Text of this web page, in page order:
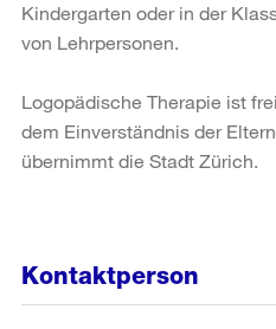
Kindergarten oder in der
von Lehrpersonen.
Logopädische Therapie ist
dem Einverständnis der
übernimmt die Stadt Zürich.
Kontaktperson